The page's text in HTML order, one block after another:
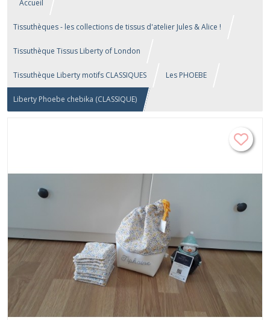
Accueil
Tissuthèques - les collections de tissus d'atelier Jules & Alice !
Tissuthèque Tissus Liberty of London
Tissuthèque Liberty motifs CLASSIQUES Les PHOEBE
Liberty Phoebe chebika (CLASSIQUE)